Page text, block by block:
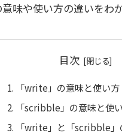
味や使い方の違いをわ
目次
「write」の意味と使い方
「scribble」の意味と使
「write」と「scribble」